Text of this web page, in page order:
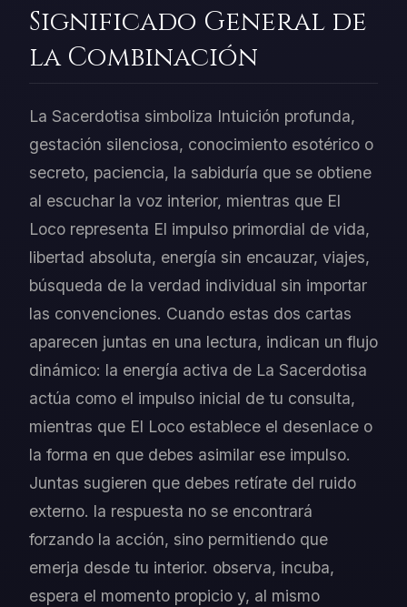
Significado General de
la Combinación
La Sacerdotisa simboliza Intuición profunda,
gestación silenciosa, conocimiento esotérico o
secreto, paciencia, la sabiduría que se obtiene
al escuchar la voz interior, mientras que El
Loco representa El impulso primordial de vida,
libertad absoluta, energía sin encauzar, viajes,
búsqueda de la verdad individual sin importar
las convenciones. Cuando estas dos cartas
aparecen juntas en una lectura, indican un flujo
dinámico: la energía activa de La Sacerdotisa
actúa como el impulso inicial de tu consulta,
mientras que El Loco establece el desenlace o
la forma en que debes asimilar ese impulso.
Juntas sugieren que debes retírate del ruido
externo. la respuesta no se encontrará
forzando la acción, sino permitiendo que
emerja desde tu interior. observa, incuba,
espera el momento propicio y, al mismo